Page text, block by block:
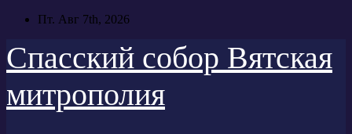
Перейти
содержимому
Пт. Авг 7th, 2026
Спасский собор Вятская
митрополия